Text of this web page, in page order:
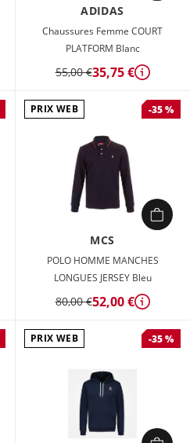
ADIDAS
Chaussures Femme COURT
PLATFORM Blanc
55,00 €35,75 € Détails
PRIX WEB -35 %
MCS
POLO HOMME MANCHES
LONGUES JERSEY Bleu
80,00 €52,00 € Détails
PRIX WEB -35 %